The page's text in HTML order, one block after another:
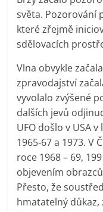
světa. Pozorování
které zřejmě
sdělovacích
Vlna obvykle
zpravodajství
vyvolalo zvýšené
dalších jevů
UFO došlo v USA
1965-67 a 1973. V
roce 1968 – 69,
objevením
Přesto, že
hmatatelný